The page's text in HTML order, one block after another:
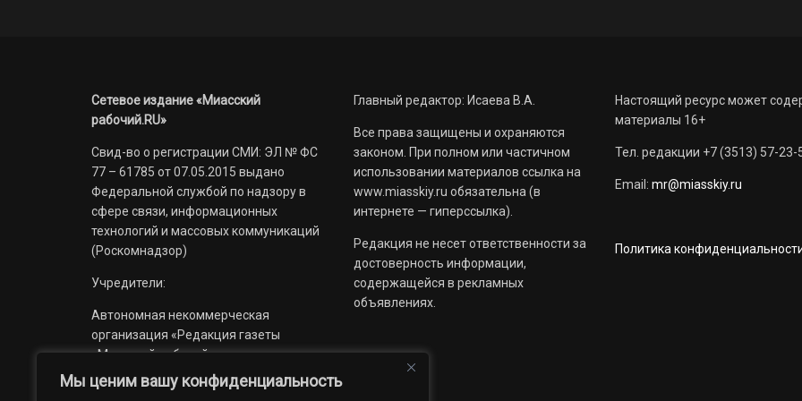
Мы ценим вашу конфиденциальность
Сетевое издание «Миасский
рабочий.RU»
Свид-во о регистрации СМИ: ЭЛ № ФС
77 – 61785 от 07.05.2015 выдано
Федеральной службой по надзору в
сфере связи, информационных
технологий и массовых коммуникаций
(Роскомнадзор)
Учредители:
Автономная некоммерческая
организация «Редакция газеты
«Миасский рабочий»;
Областное государственное
Главный редактор: Исаева В.А.
Все права защищены и охраняются
законом. При полном или частичном
использовании материалов ссылка на
www.miasskiy.ru обязательна (в
интернете — гиперссылка).
Редакция не несет ответственности за
достоверность информации,
содержащейся в рекламных
объявлениях.
Настоящий ресурс может
материалы 16+
Тел. редакции +7 (3513) 57-23-
Email: mr@miasskiy.ru
Политика